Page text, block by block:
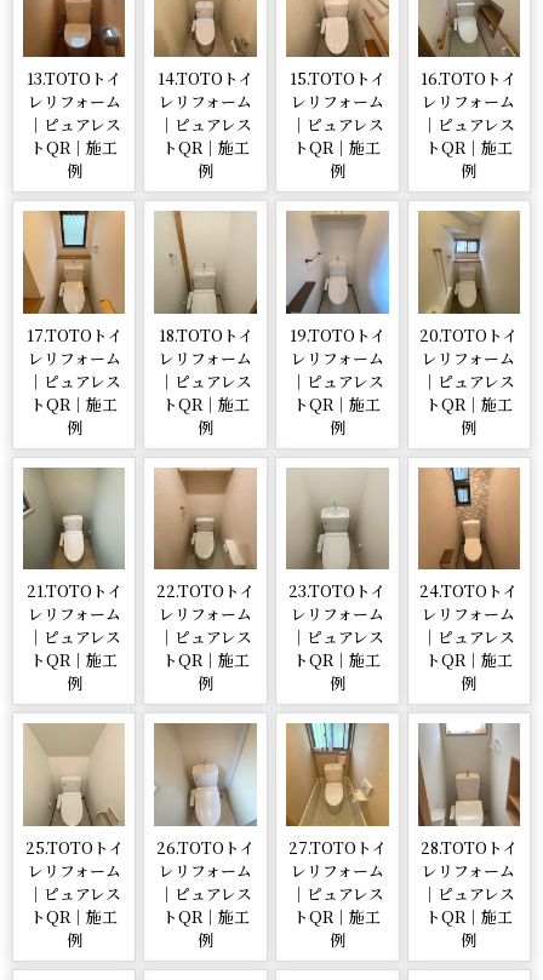
13.TOTOトイ
レリフォーム
｜ピュアレス
トQR｜施工
例
14.TOTOトイ
レリフォーム
｜ピュアレス
トQR｜施工
例
15.TOTOトイ
レリフォーム
｜ピュアレス
トQR｜施工
例
16.TOTOトイ
レリフォーム
｜ピュアレス
トQR｜施工
例
17.TOTOトイ
レリフォーム
｜ピュアレス
トQR｜施工
例
18.TOTOトイ
レリフォーム
｜ピュアレス
トQR｜施工
例
19.TOTOトイ
レリフォーム
｜ピュアレス
トQR｜施工
例
20.TOTOトイ
レリフォーム
｜ピュアレス
トQR｜施工
例
21.TOTOトイ
レリフォーム
｜ピュアレス
トQR｜施工
例
22.TOTOトイ
レリフォーム
｜ピュアレス
トQR｜施工
例
23.TOTOトイ
レリフォーム
｜ピュアレス
トQR｜施工
例
24.TOTOトイ
レリフォーム
｜ピュアレス
トQR｜施工
例
25.TOTOトイ
レリフォーム
｜ピュアレス
トQR｜施工
例
26.TOTOトイ
レリフォーム
｜ピュアレス
トQR｜施工
例
27.TOTOトイ
レリフォーム
｜ピュアレス
トQR｜施工
例
28.TOTOトイ
レリフォーム
｜ピュアレス
トQR｜施工
例